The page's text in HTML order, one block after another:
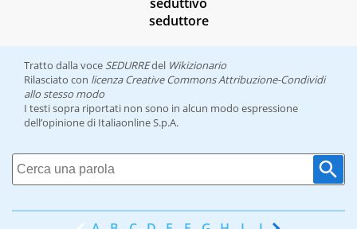
seduttore
Tratto dalla voce SEDURREdel Wikizionario
Rilasciato con licenza Creative Commons Attribuzione-Condividi
allo stesso modo
I testi sopra riportati non sono in alcun modo espressione
dell’opinione di Italiaonline S.p.A.